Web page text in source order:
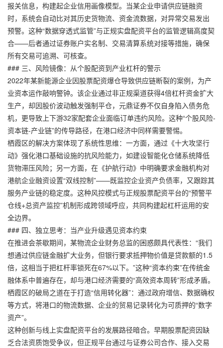
报关信息，构建起企业信用画像模型。当某企业申请供应链融资
时，系统会自动比对其历史货物流、资金流数据，对异常交易发出
预警。这种“数据穿透式监管”与正规实盘配资平台的监管逻辑高度契
合——后者通过证券账户实名制、交易清算系统对接等措施，确保
所有交易可追溯、可核查。
### 三、风险镜像：从个股配资到产业杠杆的警示
2022年某新能源企业因股票配资爆仓导致供应链断裂的案例，为产
业资本运作敲响警钟。该企业通过非正规渠道获得4倍杠杆资金扩大
生产，却因股价波动触发强制平仓， 元鼎证券不仅自身陷入债务危
机，更导致上下游32家配套企业面临订单违约风险。这种“个股风险-
资本链-产业链”的传导路径，在港口经济中同样需要警惕。
栖霞区的解决方案体现了系统性思维：一方面，通过《十大攻坚行
动》强化港口基础设施的抗风险能力，如建设智能化仓储系统降低
货物滞压风险；另一方面，在《护航行动》中明确要求金融机构对
港航企业融资设置“双线控制”——既监控企业资产负债率，又跟踪其
服务产业链的稳定度。这种风控模式与正规股票配资平台的“预警平
仓线+总资产监控”机制形成跨领域呼应，共同构建起杠杆运用的安
全边界。
### 四、独立思考：当产业升级遇见资本约束
在推进会茶歇期间，某物流企业财务总监的困惑颇具代表性：“我们
想通过供应链金融扩大业务，但银行要求抵押物价值是贷款额的1.5
倍，这相当于把杠杆率锁死在67%以下。”这种“资本约束”在传统金
融体系中普遍存在，却与港口经济需要的“高效资本周转”形成矛盾。
栖霞区的破局之道在于打造“信用转化器”：通过政府增信、数据确权
等方式，将港口的物流数据、企业的贸易记录转化为可质押的“数字
资产”。
这种创新与线上实盘配资平台的发展路径暗合。早期股票配资因缺
乏合法资质饱受争议，但正规平台通过与证券公司合作、接入交易